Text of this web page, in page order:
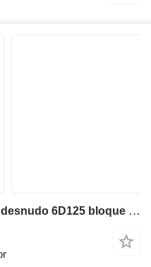
Komatsu Conjunto de motor desnudo 6D125 bloque de motor para maquinaria de construcción